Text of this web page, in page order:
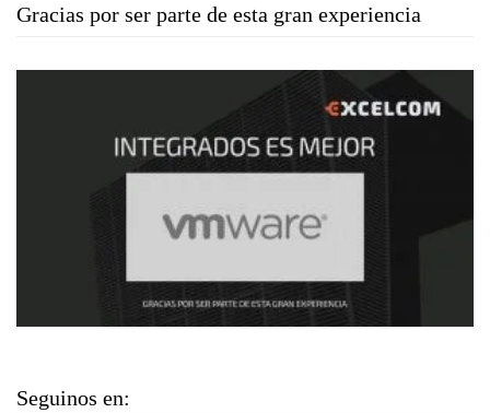
Gracias por ser parte de esta gran experiencia
Seguinos en: